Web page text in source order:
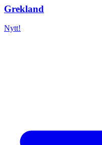
Grekland
Nytt!